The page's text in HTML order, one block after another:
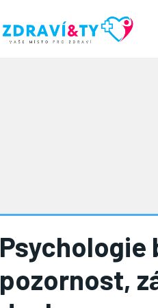
Psychologie
pozornost,